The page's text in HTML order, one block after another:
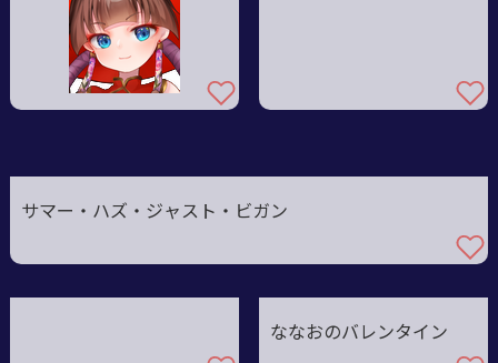
サマー・ハズ・ジャスト・ビガン
ななおのバレンタイン